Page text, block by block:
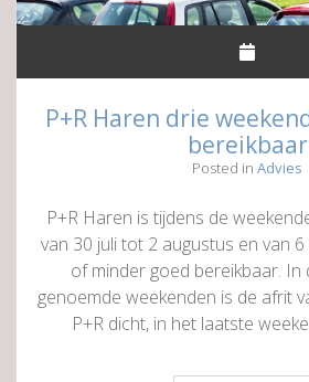
P+R Haren drie
bereikbaar
Posted in Advies
P+R Haren is tijdens de
van 30 juli tot 2 augustus en van
of minder goed bereikbaar. In
genoemde weekenden is de afrit
P+R dicht, in het laatste